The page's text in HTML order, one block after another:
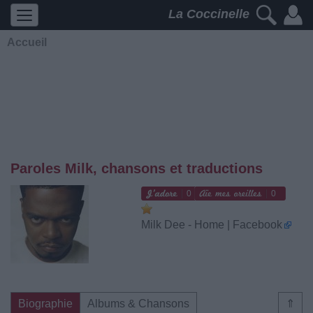
La Coccinelle
Accueil
Paroles Milk, chansons et traductions
0 0
Milk Dee - Home | Facebook
⇑
Biographie Albums & Chansons